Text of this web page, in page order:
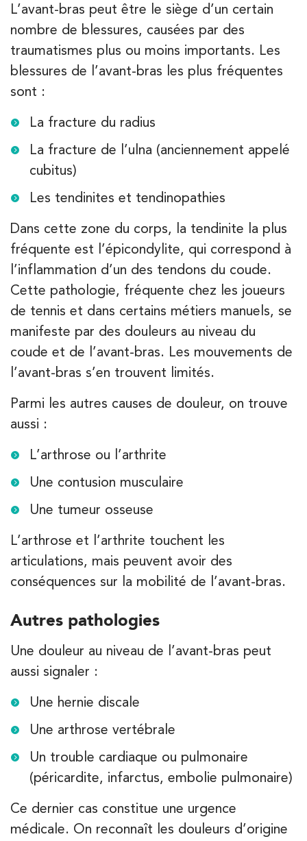
L’avant-bras peut être le siège d’un certain
nombre de blessures, causées par des
traumatismes plus ou moins importants. Les
blessures de l’avant-bras les plus fréquentes
sont :
La fracture du radius
La fracture de l’ulna (anciennement appelé
cubitus)
Les tendinites et tendinopathies
Dans cette zone du corps, la tendinite la plus
fréquente est l’épicondylite, qui correspond à
l’inflammation d’un des tendons du coude.
Cette pathologie, fréquente chez les joueurs
de tennis et dans certains métiers manuels, se
manifeste par des douleurs au niveau du
coude et de l’avant-bras. Les mouvements de
l’avant-bras s’en trouvent limités.
Parmi les autres causes de douleur, on trouve
aussi :
L’arthrose ou l’arthrite
Une contusion musculaire
Une tumeur osseuse
L’arthrose et l’arthrite touchent les
articulations, mais peuvent avoir des
conséquences sur la mobilité de l’avant-bras.
Autres pathologies
Une douleur au niveau de l’avant-bras peut
aussi signaler :
Une hernie discale
Une arthrose vertébrale
Un trouble cardiaque ou pulmonaire
(péricardite, infarctus, embolie pulmonaire)
Ce dernier cas constitue une urgence
médicale. On reconnaît les douleurs d’origine
PRENEZ RDV SUR
PRENEZ RDV SUR
8 Avenue de Camoens 75116 Paris
01 42 15 22 46
PRENEZ RDV SUR
PRENEZ RDV SUR
IK Paris 15 – Ségur
12 Rue César Franck 75015 Paris
12 Rue César Franck 75015 Paris
01 43 31 00 33
PRENEZ RDV SUR
PRENEZ RDV SUR
Kinésithérapie
IK Paris 6 – Cassette
1 Rue Cassette 75006 Paris
1 Rue Cassette 75006 Paris
01 42 84 06 95
PRENEZ RDV SUR
PRENEZ RDV SUR
IK Boulogne – 92
3 Av. André Morizet 92100 Boulogne-
3 Av. André Morizet 92100 Boulogne-Billancourt
01 48 25 34 79
PRENEZ RDV SUR
Kinésithérapie
IK Paris 17 – Villiers
Kinésithérapie Balnéothérapie